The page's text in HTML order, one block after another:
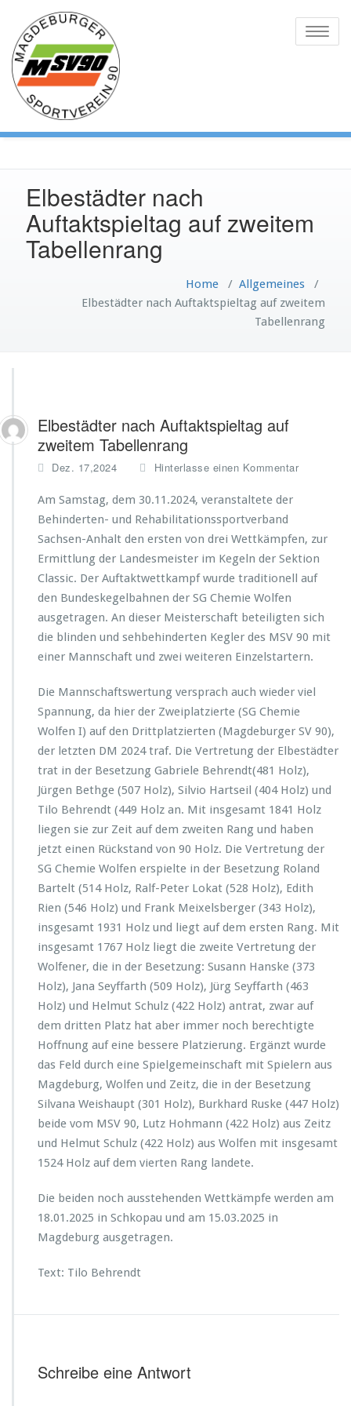
content
Toggle
Elbestädter nach
Auftaktspieltag auf zweitem
Tabellenrang
Home / Allgemeines /
Elbestädter nach Auftaktspieltag auf zweitem
Tabellenrang
Elbestädter nach Auftaktspieltag auf
zweitem Tabellenrang
Dez. 17,2024 Hinterlasse einen Kommentar
Am Samstag, dem 30.11.2024, veranstaltete der
Behinderten- und Rehabilitationssportverband
Sachsen-Anhalt den ersten von drei Wettkämpfen, zur
Ermittlung der Landesmeister im Kegeln der Sektion
Classic. Der Auftaktwettkampf wurde traditionell auf
den Bundeskegelbahnen der SG Chemie Wolfen
ausgetragen. An dieser Meisterschaft beteiligten sich
die blinden und sehbehinderten Kegler des MSV 90 mit
einer Mannschaft und zwei weiteren Einzelstartern.
Die Mannschaftswertung versprach auch wieder viel
Spannung, da hier der Zweiplatzierte (SG Chemie
Wolfen I) auf den Drittplatzierten (Magdeburger SV 90),
der letzten DM 2024 traf. Die Vertretung der Elbestädter
trat in der Besetzung Gabriele Behrendt(481 Holz),
Jürgen Bethge (507 Holz), Silvio Hartseil (404 Holz) und
Tilo Behrendt (449 Holz an. Mit insgesamt 1841 Holz
liegen sie zur Zeit auf dem zweiten Rang und haben
jetzt einen Rückstand von 90 Holz. Die Vertretung der
SG Chemie Wolfen erspielte in der Besetzung Roland
Bartelt (514 Holz, Ralf-Peter Lokat (528 Holz), Edith
Rien (546 Holz) und Frank Meixelsberger (343 Holz),
insgesamt 1931 Holz und liegt auf dem ersten Rang. Mit
insgesamt 1767 Holz liegt die zweite Vertretung der
Wolfener, die in der Besetzung: Susann Hanske (373
Holz), Jana Seyffarth (509 Holz), Jürg Seyffarth (463
Holz) und Helmut Schulz (422 Holz) antrat, zwar auf
dem dritten Platz hat aber immer noch berechtigte
Hoffnung auf eine bessere Platzierung. Ergänzt wurde
das Feld durch eine Spielgemeinschaft mit Spielern aus
Magdeburg, Wolfen und Zeitz, die in der Besetzung
Silvana Weishaupt (301 Holz), Burkhard Ruske (447 Holz)
beide vom MSV 90, Lutz Hohmann (422 Holz) aus Zeitz
und Helmut Schulz (422 Holz) aus Wolfen mit insgesamt
1524 Holz auf dem vierten Rang landete.
Die beiden noch ausstehenden Wettkämpfe werden am
18.01.2025 in Schkopau und am 15.03.2025 in
Magdeburg ausgetragen.
Text: Tilo Behrendt
Schreibe eine Antwort